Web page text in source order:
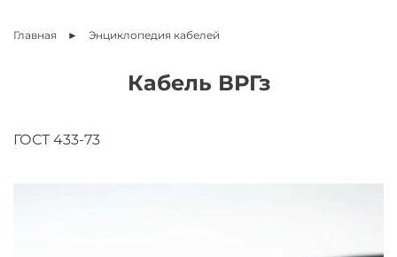
Главная Энциклопедия кабелей
Кабель ВРГз
ГОСТ 433-73